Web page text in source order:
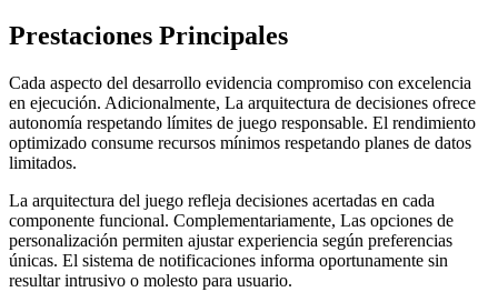
Prestaciones Principales
Cada aspecto del desarrollo evidencia compromiso con excelencia
en ejecución. Adicionalmente, La arquitectura de decisiones ofrece
autonomía respetando límites de juego responsable. El rendimiento
optimizado consume recursos mínimos respetando planes de datos
limitados.
La arquitectura del juego refleja decisiones acertadas en cada
componente funcional. Complementariamente, Las opciones de
personalización permiten ajustar experiencia según preferencias
únicas. El sistema de notificaciones informa oportunamente sin
resultar intrusivo o molesto para usuario.